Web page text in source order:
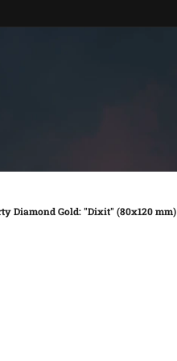
Diamond Gold: "Dixit" (80x120 mm)